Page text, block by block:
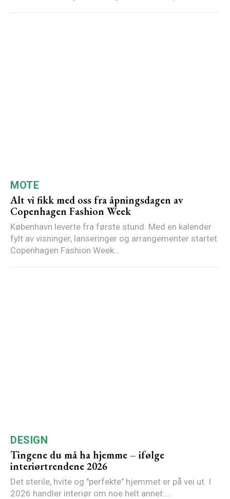
MOTE
Alt vi fikk med oss fra åpningsdagen av
Copenhagen Fashion Week
København leverte fra første stund. Med en kalender
fylt av visninger, lanseringer og arrangementer startet
Copenhagen Fashion Week...
DESIGN
Tingene du må ha hjemme – ifølge
interiørtrendene 2026
Det sterile, hvite og "perfekte" hjemmet er på vei ut. I
2026 handler interiør om noe helt annet:...